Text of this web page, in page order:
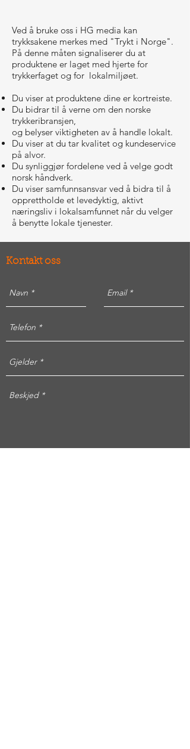
Ved å bruke oss i HG media kan
trykksakene merkes med "Trykt i Norge".
På denne måten signaliserer du at
produktene er laget med hjerte for
trykkerfaget og for lokalmiljøet.
Du viser at produktene dine er kortreiste.
Du bidrar til å verne om den norske
trykkeribransjen,
og belyser viktigheten av å handle lokalt.
Du viser at du tar kvalitet og kundeservice
på alvor.
Du synliggjør fordelene ved å velge godt
norsk håndverk.
Du viser samfunnsansvar ved å bidra til å
opprettholde et levedyktig, aktivt
næringsliv i lokalsamfunnet når du velger
å benytte lokale tjenester.
Kontakt oss